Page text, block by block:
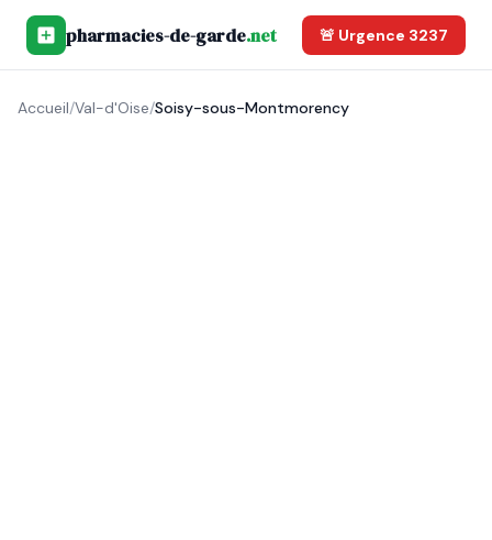
pharmacies-de-garde.net 🚨 Urgence 3237
Accueil/Val-d'Oise/Soisy-sous-Montmorency